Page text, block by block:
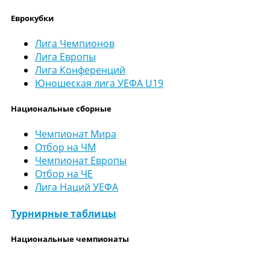
Еврокубки
Лига Чемпионов
Лига Европы
Лига Конференций
Юношеская лига УЕФА U19
Национальные сборные
Чемпионат Мира
Отбор на ЧМ
Чемпионат Европы
Отбор на ЧЕ
Лига Наций УЕФА
Турнирные таблицы
Национальные чемпионаты